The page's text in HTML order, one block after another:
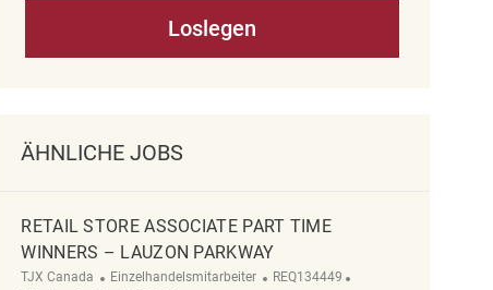
Loslegen
ÄHNLICHE JOBS
RETAIL STORE ASSOCIATE PART TIME
WINNERS – LAUZON PARKWAY
TJX Canada Kategorie
Einzelhandelsmitarbeiter ReqId
REQ134449